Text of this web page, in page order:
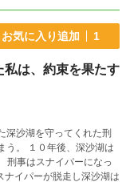
お気に入り追加 1
私は、約束を果たす
深沙湖を守ってくれた刑
う。 １０年後、深沙湖は
イパーが脱走し深沙湖は